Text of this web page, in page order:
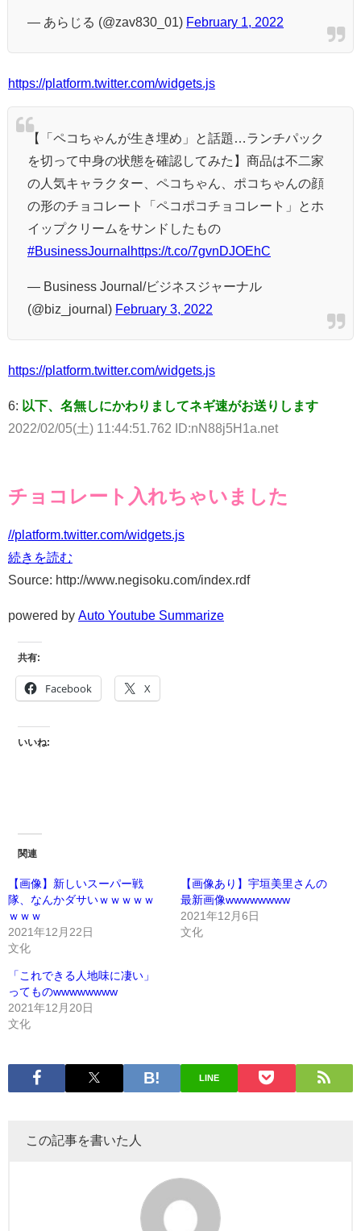
— あらじる (@zav830_01) February 1, 2022
https://platform.twitter.com/widgets.js
【「ペコちゃんが生き埋め」と話題…ランチパック
を切って中身の状態を確認してみた】商品は不二家
の人気キャラクター、ペコちゃん、ポコちゃんの顔
の形のチョコレート「ペコポコチョコレート」とホ
イップクリームをサンドしたもの
#BusinessJournal https://t.co/7gvnDJOEhC
— Business Journal/ビジネスジャーナル
(@biz_journal) February 3, 2022
https://platform.twitter.com/widgets.js
6: 以下、名無しにかわりましてネギ速がお送りします
2022/02/05(土) 11:44:51.762 ID:nN88j5H1a.net
チョコレート入れちゃいました
//platform.twitter.com/widgets.js
続きを読む
Source: http://www.negisoku.com/index.rdf
powered by Auto Youtube Summarize
共有:
Facebook X
いいね:
関連
【画像】新しいスーパー戦
隊、なんかダサいｗｗｗｗｗ
ｗｗｗ
2021年12月22日
文化
【画像あり】宇垣美里さんの
最新画像wwwwwwww
2021年12月6日
文化
「これできる人地味に凄い」
ってものwwwwwwww
2021年12月20日
文化
LINE
この記事を書いた人